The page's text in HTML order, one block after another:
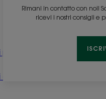
Rimani in contatto con noi!
ricevi i nostri consigli e
Sii tra i primi a